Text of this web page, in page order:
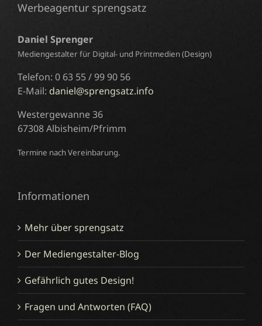
Werbeagentur sprengsatz
Daniel Sprenger
Mediengestalter für Digital- und Printmedien (Design)
Telefon: 0 63 55 / 99 90 56
E-Mail: daniel@sprengsatz.info
Westergewanne 36
67308 Albisheim/Pfrimm
Termine nach Vereinbarung.
Informationen
Mehr über sprengsatz
Der Mediengestalter-Blog
Gefährlich gutes Design!
Fragen und Antworten (FAQ)